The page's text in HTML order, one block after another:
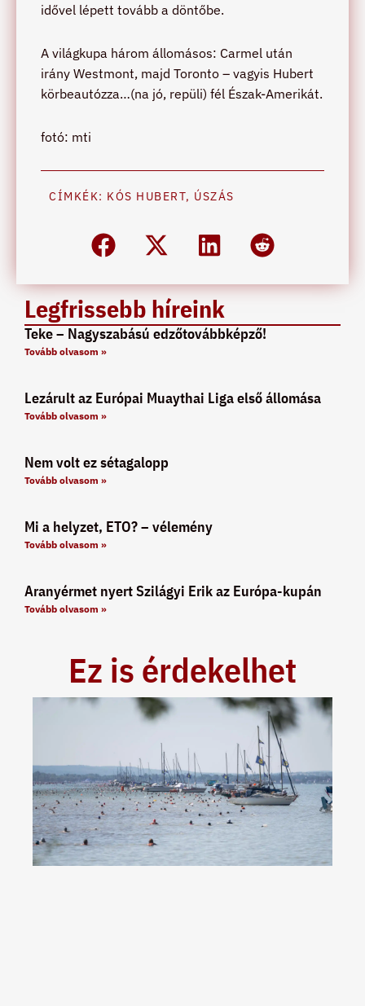
Legfrissebb híreink
Teke – Nagyszabású edzőtovábbképző!
Tovább olvasom »
Lezárult az Európai Muaythai Liga első állomása
Tovább olvasom »
Nem volt ez sétagalopp
Tovább olvasom »
Mi a helyzet, ETO? – vélemény
Tovább olvasom »
Aranyérmet nyert Szilágyi Erik az Európa-kupán
Tovább olvasom »
idővel lépett tovább a döntőbe.
A világkupa három állomásos: Carmel után
irány Westmont, majd Toronto – vagyis Hubert
körbeautózza…(na jó, repüli) fél Észak-Amerikát.
fotó: mti
CÍMKÉK: KÓS HUBERT, ÚSZÁS
Ez is érdekelhet